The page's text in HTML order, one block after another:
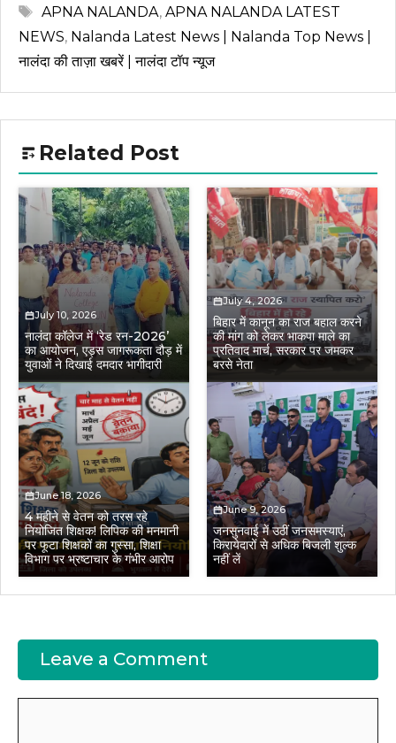
Tags
APNA NALANDA, APNA NALANDA LATEST
NEWS, Nalanda Latest News | Nalanda Top News |
नालंदा की ताज़ा खबरें | नालंदा टॉप न्यूज
Related Post
July 10, 2026
नालंदा कॉलेज में ‘रेड रन-2026’
का आयोजन, एड्स जागरूकता दौड़ में
युवाओं ने दिखाई दमदार भागीदारी
July 4, 2026
बिहार में कानून का राज बहाल करने
की मांग को लेकर भाकपा माले का
प्रतिवाद मार्च, सरकार पर जमकर
बरसे नेता
June 18, 2026
4 महीने से वेतन को तरस रहे
नियोजित शिक्षक! लिपिक की मनमानी
पर फूटा शिक्षकों का गुस्सा, शिक्षा
विभाग पर भ्रष्टाचार के गंभीर आरोप
June 9, 2026
जनसुनवाई में उठीं जनसमस्याएं,
किरायेदारों से अधिक बिजली शुल्क
नहीं लें
Leave a Comment